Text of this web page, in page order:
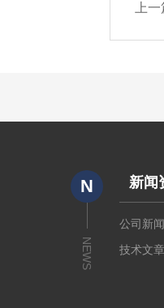
上
N
NEWS
新闻
公司新
技术文